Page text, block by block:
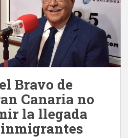
Bravo de
Canaria no
la llegada